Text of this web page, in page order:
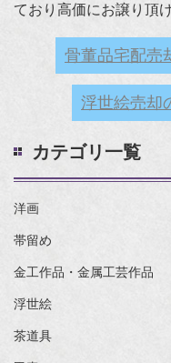
ており高価にお譲り頂
骨董品宅配売
浮世絵売却
カテゴリ一覧
洋画
帯留め
金工作品・金属工芸作品
浮世絵
茶道具